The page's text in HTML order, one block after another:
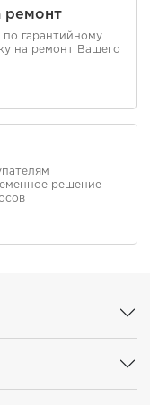
ремонт
гарантийному
на ремонт Вашего
решение